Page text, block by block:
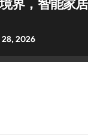
界，智能家
28, 2026